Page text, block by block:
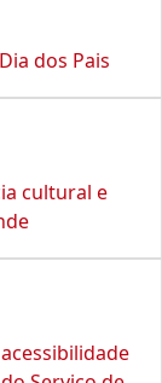
dos Pais
cultural e